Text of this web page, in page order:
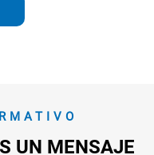
UN MENSAJE